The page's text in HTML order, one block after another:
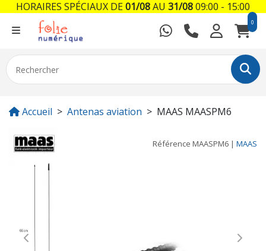
0
Accueil Antenas aviation MAAS MAASPM6
Référence MAASPM6 | MAAS
Previous Next
HORAIRES SPÉCIAUX DE01/08AU 31/0809:00 - 15:00